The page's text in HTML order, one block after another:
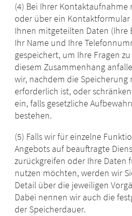
(4) Bei Ihrer Kontaktaufnahme
oder über ein Kontaktformular
Ihnen mitgeteilten Daten (Ihre
Ihr Name und Ihre
gespeichert, um Ihre Fragen
diesem Zusammenhang
wir, nachdem die
erforderlich ist, oder
ein, falls gesetzliche
bestehen.
(5) Falls wir für einzelne
Angebots auf beauftragte
zurückgreifen oder Ihre Daten
nutzen möchten, werden wir
Detail über die jeweiligen
Dabei nennen wir auch die
der Speicherdauer.